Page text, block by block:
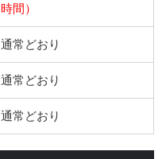
時間）
通常どおり
通常どおり
通常どおり